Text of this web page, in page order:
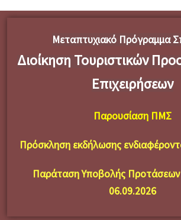
Μεταπτυχιακό Πρόγραμμα
Διοίκηση Τουριστικών
Επιχειρήσεων
Παρουσίαση ΠΜΣ
Πρόσκληση εκδήλωσης
Παράταση Υποβολής Προτάσεων
06.09.2026